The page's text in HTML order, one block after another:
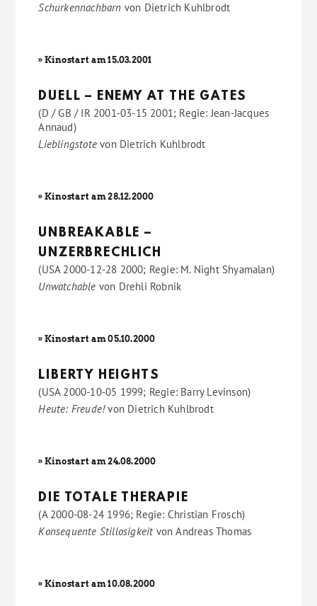
Schurkennachbarn von Dietrich Kuhlbrodt
» Kinostart am 15.03.2001
DUELL – ENEMY AT THE GATES
(D / GB / IR 2001-03-15 2001; Regie: Jean-Jacques
Annaud)
Lieblingstote von Dietrich Kuhlbrodt
» Kinostart am 28.12.2000
UNBREAKABLE –
UNZERBRECHLICH
(USA 2000-12-28 2000; Regie: M. Night Shyamalan)
Unwatchable von Drehli Robnik
» Kinostart am 05.10.2000
LIBERTY HEIGHTS
(USA 2000-10-05 1999; Regie: Barry Levinson)
Heute: Freude!von Dietrich Kuhlbrodt
» Kinostart am 24.08.2000
DIE TOTALE THERAPIE
(A 2000-08-24 1996; Regie: Christian Frosch)
Konsequente StillosigkeitvonAndreas Thomas
» Kinostart am 10.08.2000